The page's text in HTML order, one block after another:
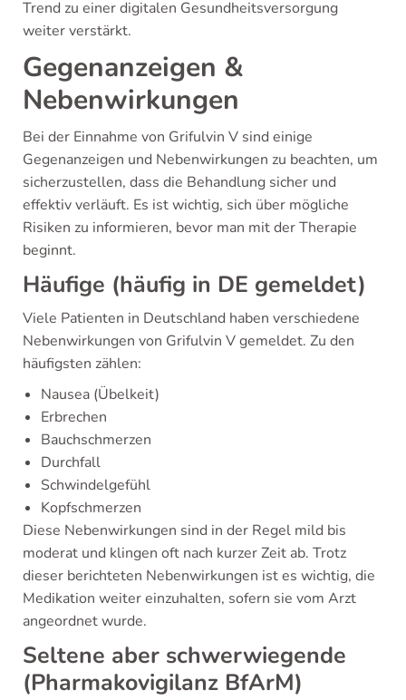
Trend zu einer digitalen Gesundheitsversorgung
weiter verstärkt.
Gegenanzeigen &
Nebenwirkungen
Bei der Einnahme von Grifulvin V sind einige
Gegenanzeigen und Nebenwirkungen zu beachten, um
sicherzustellen, dass die Behandlung sicher und
effektiv verläuft. Es ist wichtig, sich über mögliche
Risiken zu informieren, bevor man mit der Therapie
beginnt.
Häufige (häufig in DE gemeldet)
Viele Patienten in Deutschland haben verschiedene
Nebenwirkungen von Grifulvin V gemeldet. Zu den
häufigsten zählen:
Nausea (Übelkeit)
Erbrechen
Bauchschmerzen
Durchfall
Schwindelgefühl
Kopfschmerzen
Diese Nebenwirkungen sind in der Regel mild bis
moderat und klingen oft nach kurzer Zeit ab. Trotz
dieser berichteten Nebenwirkungen ist es wichtig, die
Medikation weiter einzuhalten, sofern sie vom Arzt
angeordnet wurde.
Seltene aber schwerwiegende
(Pharmakovigilanz BfArM)